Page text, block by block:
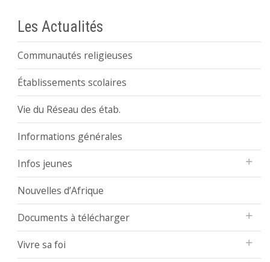
Les Actualités
Communautés religieuses
Établissements scolaires
Vie du Réseau des étab.
Informations générales
Infos jeunes
Nouvelles d’Afrique
Documents à télécharger
Vivre sa foi